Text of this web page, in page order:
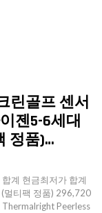
린골프 센서
젠5-6세대
정품)…
계 현금최저가 합계
멀티팩 정품) 296,720
Peerless